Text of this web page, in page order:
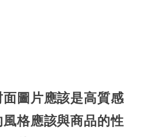
圖片應該是高質感
格應該與商品的性